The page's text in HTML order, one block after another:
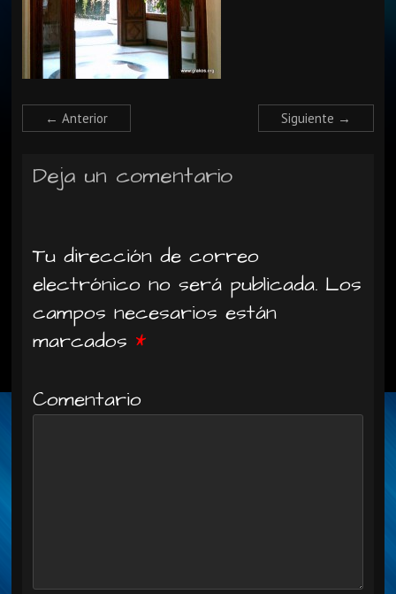
← Anterior Siguiente →
Deja un comentario
Tu dirección de correo
electrónico no será publicada. Los
campos necesarios están
marcados *
Comentario